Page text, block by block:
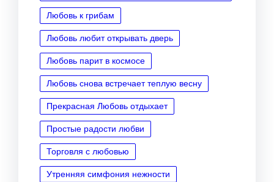
Любовь к грибам
Любовь любит открывать дверь
Любовь парит в космосе
Любовь снова встречает теплую весну
Прекрасная Любовь отдыхает
Простые радости любви
Торговля с любовью
Утренняя симфония нежности